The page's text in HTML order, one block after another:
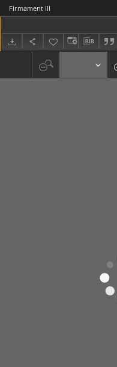
Firmament III